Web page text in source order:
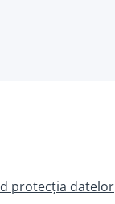
protecția datelor